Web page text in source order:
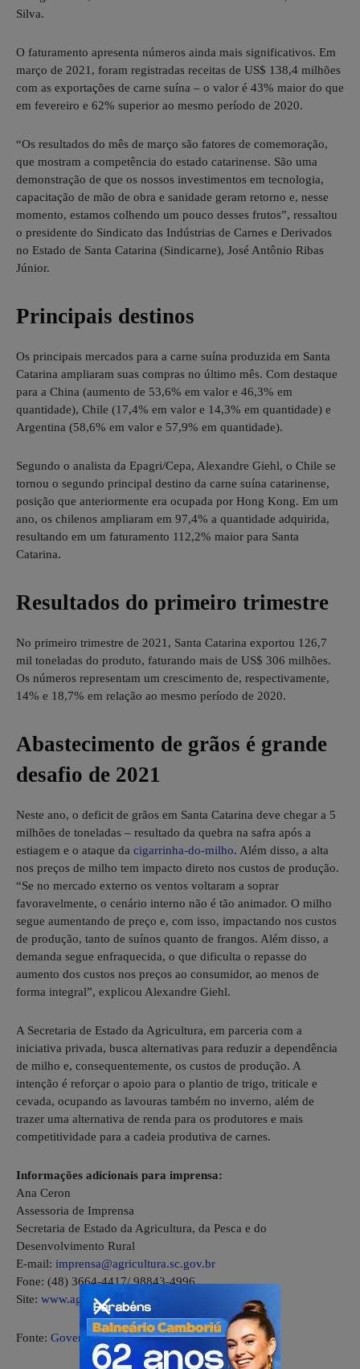
Silva.
O faturamento apresenta números ainda mais significativos. Em
março de 2021, foram registradas receitas de US$ 138,4 milhões
com as exportações de carne suína – o valor é 43% maior do que
em fevereiro e 62% superior ao mesmo período de 2020.
“Os resultados do mês de março são fatores de comemoração,
que mostram a competência do estado catarinense. São uma
demonstração de que os nossos investimentos em tecnologia,
capacitação de mão de obra e sanidade geram retorno e, nesse
momento, estamos colhendo um pouco desses frutos”, ressaltou
o presidente do Sindicato das Indústrias de Carnes e Derivados
no Estado de Santa Catarina (Sindicarne), José Antônio Ribas
Júnior.
Principais destinos
Os principais mercados para a carne suína produzida em Santa
Catarina ampliaram suas compras no último mês. Com destaque
para a China (aumento de 53,6% em valor e 46,3% em
quantidade), Chile (17,4% em valor e 14,3% em quantidade) e
Argentina (58,6% em valor e 57,9% em quantidade).
Segundo o analista da Epagri/Cepa, Alexandre Giehl, o Chile se
tornou o segundo principal destino da carne suína catarinense,
posição que anteriormente era ocupada por Hong Kong. Em um
ano, os chilenos ampliaram em 97,4% a quantidade adquirida,
resultando em um faturamento 112,2% maior para Santa
Catarina.
Resultados do primeiro trimestre
No primeiro trimestre de 2021, Santa Catarina exportou 126,7
mil toneladas do produto, faturando mais de US$ 306 milhões.
Os números representam um crescimento de, respectivamente,
14% e 18,7% em relação ao mesmo período de 2020.
Abastecimento de grãos é grande
desafio de 2021
Neste ano, o deficit de grãos em Santa Catarina deve chegar a 5
milhões de toneladas – resultado da quebra na safra após a
estiagem e o ataque da cigarrinha-do-milho. Além disso, a alta
nos preços de milho tem impacto direto nos custos de produção.
“Se no mercado externo os ventos voltaram a soprar
favoravelmente, o cenário interno não é tão animador. O milho
segue aumentando de preço e, com isso, impactando nos custos
de produção, tanto de suínos quanto de frangos. Além disso, a
demanda segue enfraquecida, o que dificulta o repasse do
aumento dos custos nos preços ao consumidor, ao menos de
forma integral”, explicou Alexandre Giehl.
A Secretaria de Estado da Agricultura, em parceria com a
iniciativa privada, busca alternativas para reduzir a dependência
de milho e, consequentemente, os custos de produção. A
intenção é reforçar o apoio para o plantio de trigo, triticale e
cevada, ocupando as lavouras também no inverno, além de
trazer uma alternativa de renda para os produtores e mais
competitividade para a cadeia produtiva de carnes.
Informações adicionais para imprensa:
Ana Ceron
Assessoria de Imprensa
Secretaria de Estado da Agricultura, da Pesca e do
Desenvolvimento Rural
E-mail: imprensa@agricultura.sc.gov.br
Fone: (48) 3664-4417/98843-4996
Site: www.agricultura.sc.gov.br
Fonte: Governo SC